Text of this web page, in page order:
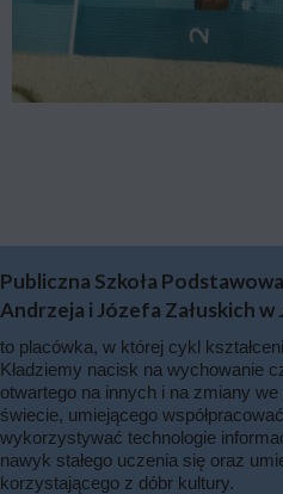
to placówka, w której cykl
Kładziemy nacisk na wychowanie
otwartego na innych i na zmiany we
świecie, umiejącego
wykorzystywać technologie
nawyk stałego uczenia się oraz
korzystającego z dóbr kultury.
Publiczna Szkoła
Andrzeja i Józefa Załuskich w